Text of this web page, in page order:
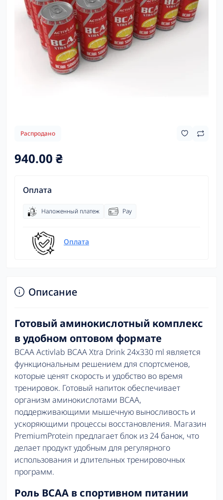
Распродано
940.00 ₴
Оплата
Наложенный платеж Pay
Оплата
Описание
Готовый аминокислотный комплекс
в удобном оптовом формате
BCAA Activlab BCAA Xtra Drink 24x330 ml является
функциональным решением для спортсменов,
которые ценят скорость и удобство во время
тренировок. Готовый напиток обеспечивает
организм аминокислотами BCAA,
поддерживающими мышечную выносливость и
ускоряющими процессы восстановления. Магазин
PremiumProtein предлагает блок из 24 банок, что
делает продукт удобным для регулярного
использования и длительных тренировочных
программ.
Роль BCAA в спортивном питании